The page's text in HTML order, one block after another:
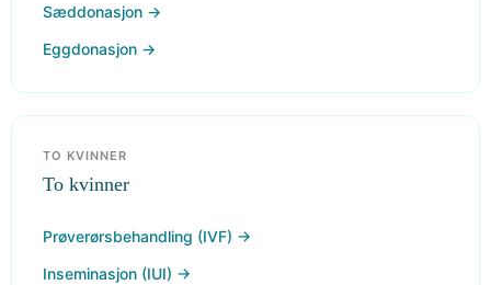
Sæddonasjon →
Eggdonasjon →
TO KVINNER
To kvinner
Prøverørsbehandling (IVF) →
Inseminasjon (IUI) →